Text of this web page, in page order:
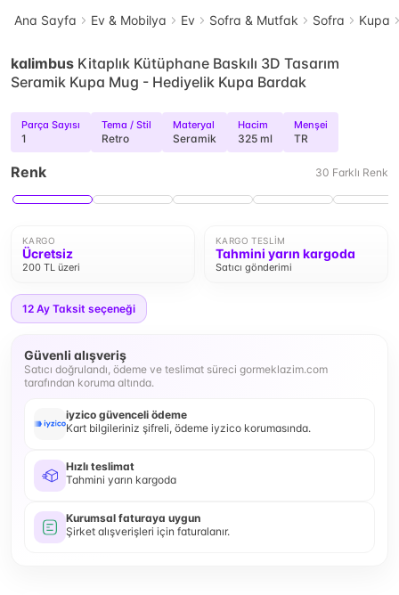
Ana Sayfa Ev & Mobilya Ev Sofra & Mutfak Sofra Kupa
kalimbus Kitaplık Kütüphane Baskılı 3D Tasarım
Seramik Kupa Mug - Hediyelik Kupa Bardak
Parça Sayısı
1
Tema / Stil
Retro
Materyal
Seramik
Hacim
325 ml
Menşei
TR
Renk 30 Farklı Renk
KARGO
Ücretsiz
200 TL üzeri
KARGO TESLIM
Tahmini yarın kargoda
Satıcı gönderimi
12 Ay Taksit seçeneği
Güvenli alışveriş
Satıcı doğrulandı, ödeme ve teslimat süreci gormeklazim.com
tarafından koruma altında.
iyzico güvenceli ödeme
Kart bilgileriniz şifreli, ödeme iyzico korumasında.
Hızlı teslimat
Tahmini yarın kargoda
Kurumsal faturaya uygun
Şirket alışverişleri için faturalanır.